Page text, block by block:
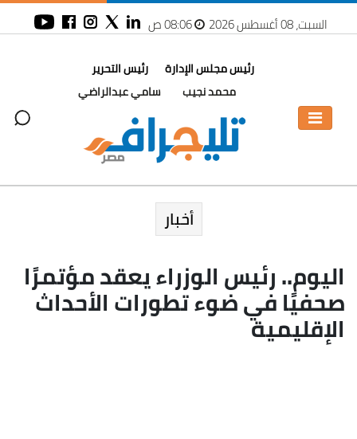
السبت، 08 أغسطس 2026 08:06 ص
رئيس مجلس الإدارة
محمد نجيب
رئيس التحرير
سامي عبدالراضي
أخبار
اليوم.. رئيس الوزراء يعقد مؤتمرًا
صحفيًا في ضوء تطورات الأحداث
الإقليمية